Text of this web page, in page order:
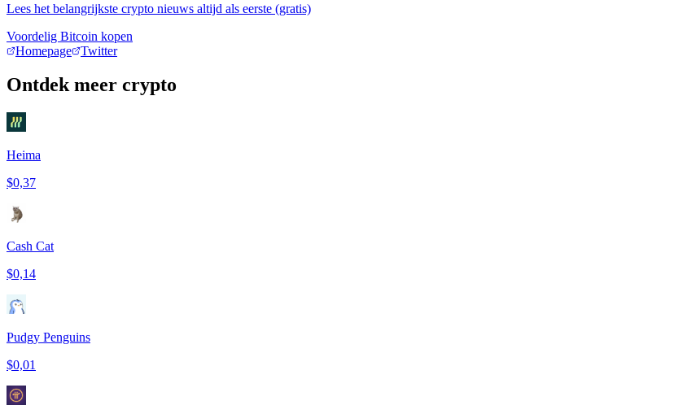
Lees het belangrijkste crypto nieuws altijd als eerste (gratis)
Voordelig Bitcoin kopen
Homepage
Twitter
Ontdek meer crypto
Heima
$0,37
Cash Cat
$0,14
Pudgy Penguins
$0,01